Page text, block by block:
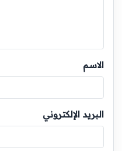
الاسم
البريد الإلكتروني